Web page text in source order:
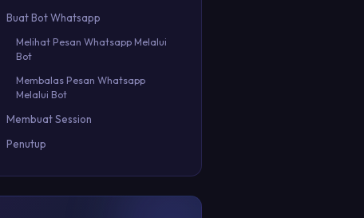
Buat Bot Whatsapp
Melihat Pesan Whatsapp Melalui
Bot
Membalas Pesan Whatsapp
Melalui Bot
Membuat Session
Penutup